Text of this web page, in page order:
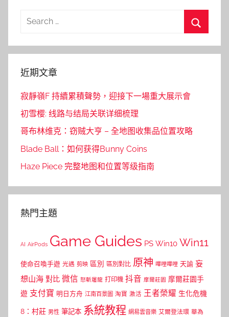
Search
近期文章
寂靜嶺F 持續累積聲勢，迎接下一場重大展示會
初雪樱: 线路与结局关联详细梳理
哥布林维克：窃贼大亨 – 全地图收集品位置攻略
Blade Ball：如何获得Bunny Coins
Haze Piece 完整地图和位置等级指南
熱門主題
AI AirPods Game Guides PS Win10 Win11
使命召喚手遊 光遇 剪映 區別 區別對比 原神 嗶哩嗶哩 天諭 妄
想山海 對比 微信 怒斬屠龍 打印機 抖音 摩爾莊園 摩爾莊園手
遊 支付寶 明日方舟 江南百景圖 淘寶 激活 王者榮耀 生化危機
8：村莊 男性 筆記本 系統教程 網易雲音樂 艾爾登法環 華為